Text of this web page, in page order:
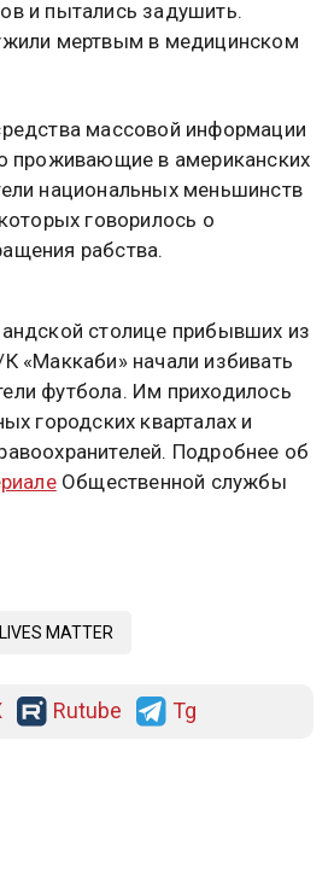
и пытались задушить.
мертвым в медицинском
массовой информации
проживающие в американских
национальных меньшинств
говорилось о
рабства.
столице прибывших из
«Маккаби» начали избивать
футбола. Им приходилось
городских кварталах и
Подробнее об
Общественной службы
MATTER
Rutube Tg